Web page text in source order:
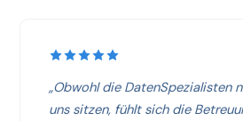
„Obwohl die DatenSpezialisten
uns sitzen, fühlt sich die